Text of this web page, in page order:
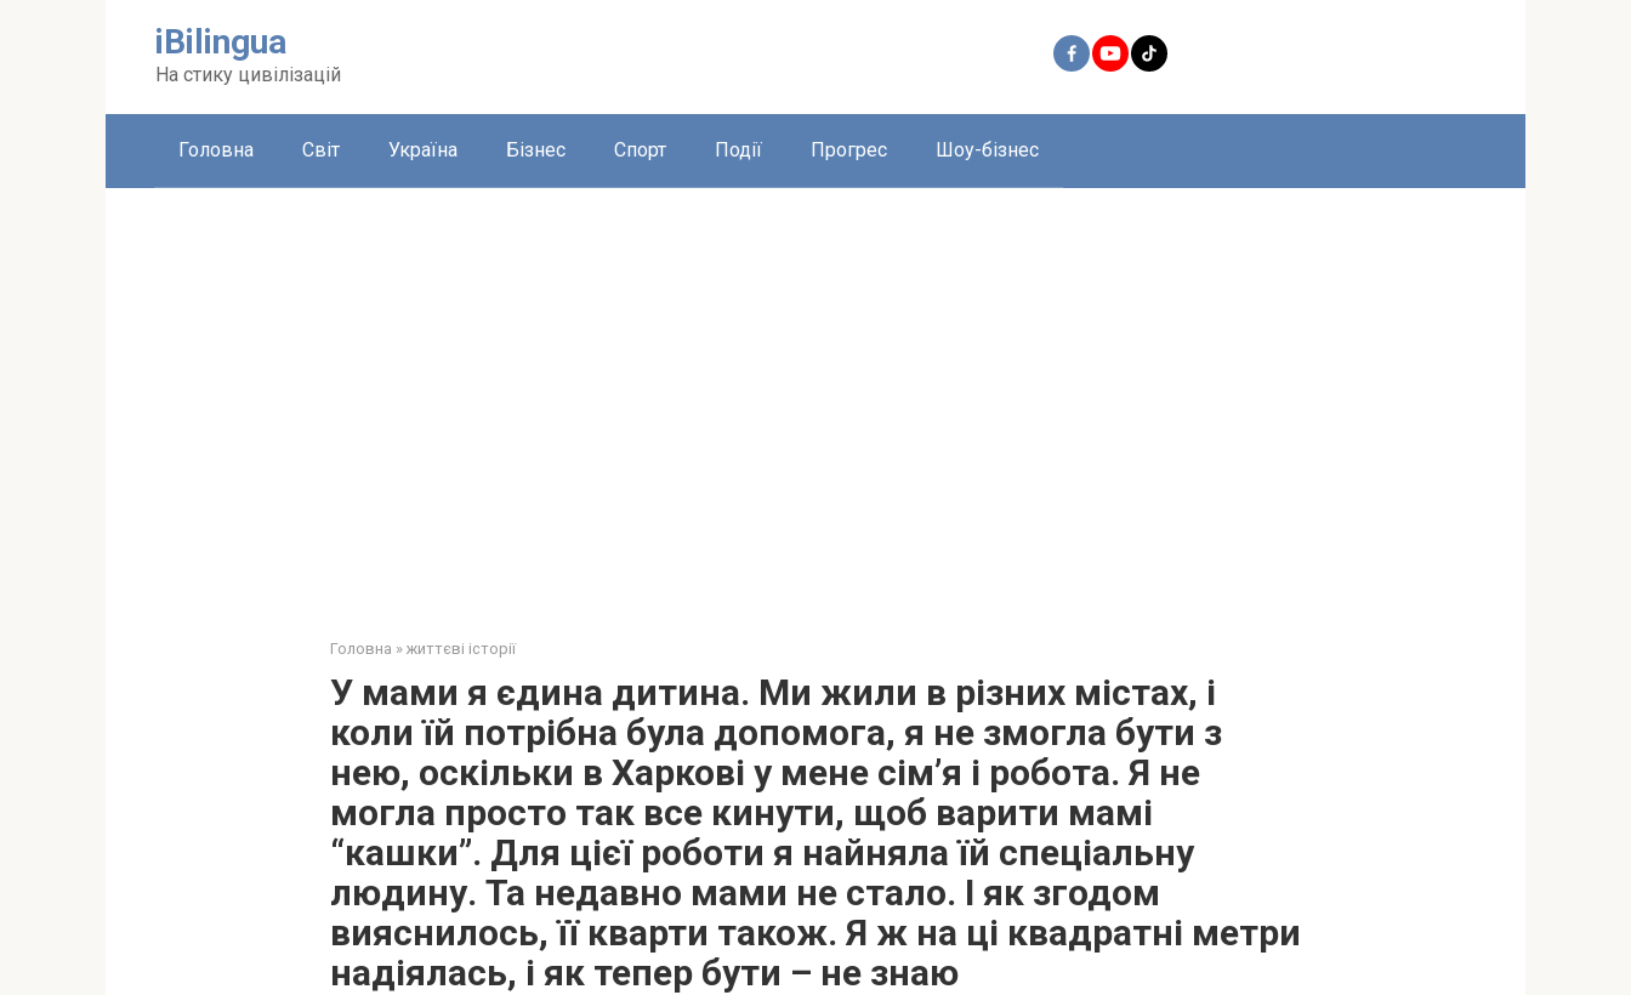
iBilingua
На стику цивілізацій
Головна Світ Україна Бізнес Спорт Події Прогрес Шоу-бізнес
Головна » життєві історії
У мами я єдина дитина. Ми жили в різних містах, і
коли їй потрібна була допомога, я не змогла бути з
нею, оскільки в Харкові у мене сім’я і робота. Я не
могла просто так все кинути, щоб варити мамі
“кашки”. Для цієї роботи я найняла їй спеціальну
людину. Та недавно мами не стало. І як згодом
вияснилось, її кварти також. Я ж на ці квадратні метри
надіялась, і як тепер бути – не знаю